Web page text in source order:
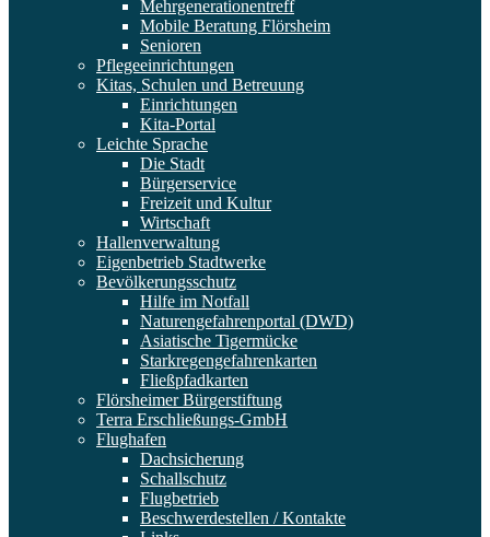
Mehrgenerationentreff
Mobile Beratung Flörsheim
Senioren
Pflegeeinrichtungen
Kitas, Schulen und Betreuung
Einrichtungen
Kita-Portal
Leichte Sprache
Die Stadt
Bürgerservice
Freizeit und Kultur
Wirtschaft
Hallenverwaltung
Eigenbetrieb Stadtwerke
Bevölkerungsschutz
Hilfe im Notfall
Naturengefahrenportal (DWD)
Asiatische Tigermücke
Starkregengefahrenkarten
Fließpfadkarten
Flörsheimer Bürgerstiftung
Terra Erschließungs-GmbH
Flughafen
Dachsicherung
Schallschutz
Flugbetrieb
Beschwerdestellen / Kontakte